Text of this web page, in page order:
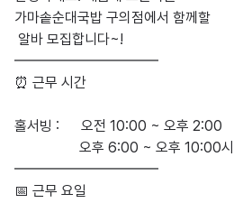
가마솥순대국밥 구의점에서 함께할
━━━━━━━━━━
⏰ 근무 시간
홀서빙 :      오전 10:00 ~ 오후 2:00
━━━━━━━━━━
📅 근무 요일